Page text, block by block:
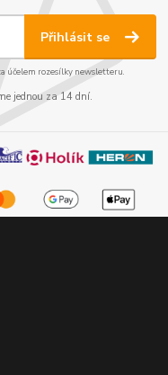
Přihlásit se
účelem rozesílky newsletteru.
jednou za 14 dní.